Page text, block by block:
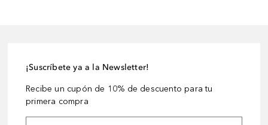
¡Suscríbete ya a la Newsletter!
Recibe un cupón de 10% de descuento para tu
primera compra